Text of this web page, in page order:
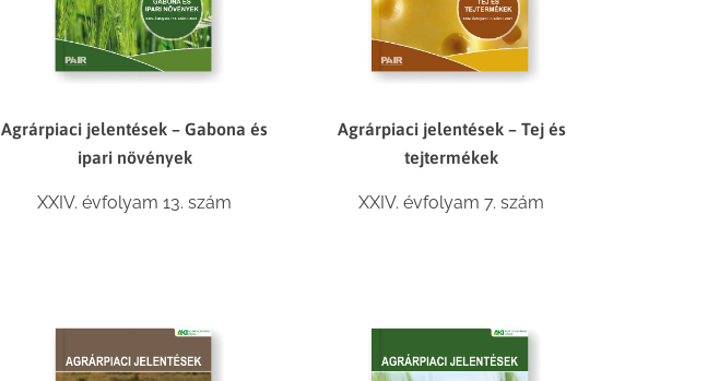
Agrárpiaci jelentések – Gabona és
ipari növények
XXIV. évfolyam 13. szám
Agrárpiaci jelentések – Tej és
tejtermékek
XXIV. évfolyam 7. szám